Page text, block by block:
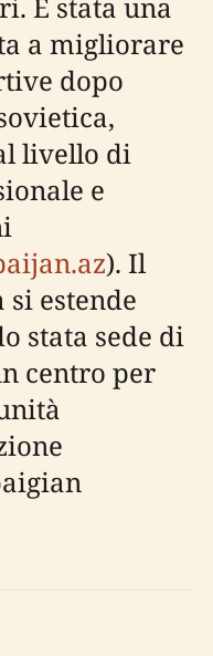
a migliorare
dopo
livello di
e
). Il
estende
stata sede di
centro per